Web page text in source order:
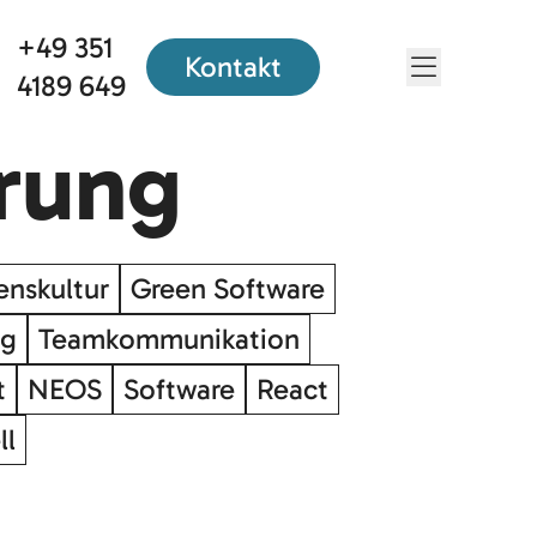
+49 351
4189 649
Kontakt Menü
Green Software
Teamkommunikation
NEOS Software
React